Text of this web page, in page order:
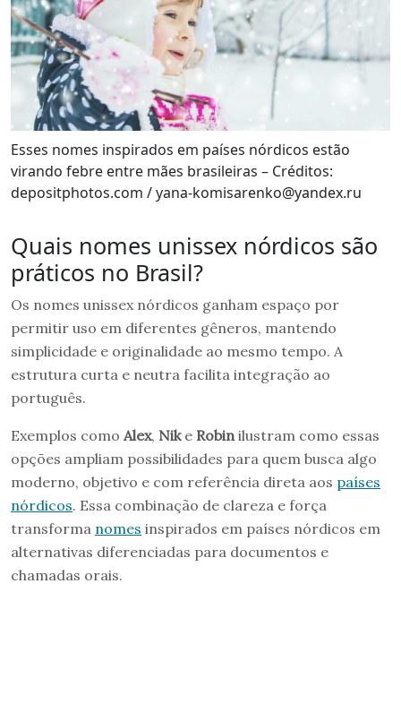
Esses nomes inspirados em países nórdicos estão
virando febre entre mães brasileiras – Créditos:
depositphotos.com / yana-komisarenko@yandex.ru
Quais nomes unissex nórdicos são
práticos no Brasil?
Os nomes unissex nórdicos ganham espaço por
permitir uso em diferentes gêneros, mantendo
simplicidade e originalidade ao mesmo tempo. A
estrutura curta e neutra facilita integração ao
português.
Exemplos como Alex, Nike Robin ilustram como essas
opções ampliam possibilidades para quem busca algo
moderno, objetivo e com referência direta aos países
nórdicos. Essa combinação de clareza e força
transforma nomes inspirados em países nórdicos em
alternativas diferenciadas para documentos e
chamadas orais.